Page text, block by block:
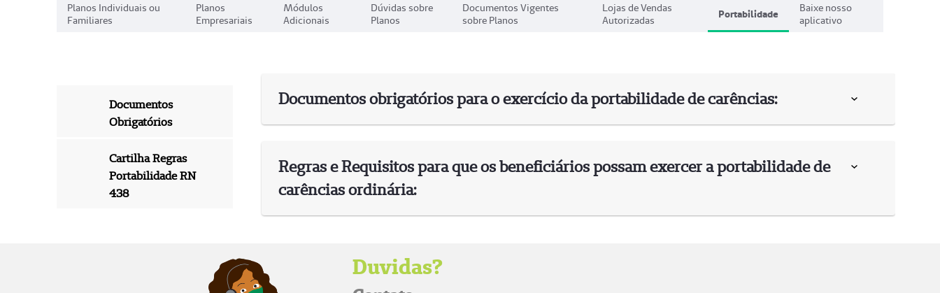
Planos Individuais ou
Familiares
Planos
Empresariais
Módulos
Adicionais
Dúvidas sobre
Planos
Documentos Vigentes
sobre Planos
Lojas de Vendas
Autorizadas
Portabilidade
Baixe nosso
aplicativo
Documentos
Obrigatórios
Cartilha Regras
Portabilidade RN
438
Documentos obrigatórios para o exercício da portabilidade de carências:
Regras e Requisitos para que os beneficiários possam exercer a portabilidade de
carências ordinária:
Duvidas?